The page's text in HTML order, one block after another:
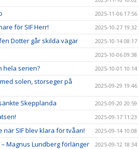
2025-11-06 17:56
för SIF Herr! 2025-10-27 19:32
Dotter går skilda vägar 2025-10-14 08:17
2025-10-06 09:38
hela serien? 2025-10-01 10:14
solen, storseger på
2025-09-29 19:46
Skepplanda 2025-09-20 20:59
2025-09-17 11:23
när SIF blev klara för tvåan! 2025-09-14 10:08
Magnus Lundberg förlänger 2025-09-12 18:34